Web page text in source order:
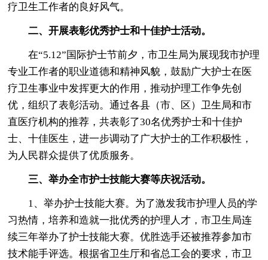
疗卫生工作者的良好风气。
二、开展表彰优秀护士和十佳护士活动。
在“5.12”国际护士节前夕，市卫生局为展现我市护理
专业工作者的职业道德和精神风貌，鼓励广大护士在医
疗卫生事业中发挥更大的作用，推动护理工作争先创
优，组织了表彰活动。通过各县（市、区）卫生局和市
直医疗机构的推荐，共表彰了30名优秀护士和十佳护
士、十佳医生，进一步调动了广大护士的工作积极性，
为人民群众提供了优质服务。
三、举办全市护士技能大赛等庆祝活动。
1、举办护士技能大赛。为了激发我市护理人员的学
习热情，培养和造就一批优秀的护理人才，市卫生局连
续三年举办了护士技能大赛。优胜选手还被推荐参加市
技术能手评选。根据省卫生厅和省总工会的要求，市卫